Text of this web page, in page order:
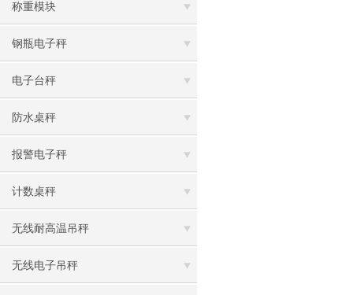
称重模块
钢瓶电子秤
电子台秤
防水桌秤
报警电子秤
计数桌秤
无线耐高温吊秤
无线电子吊秤